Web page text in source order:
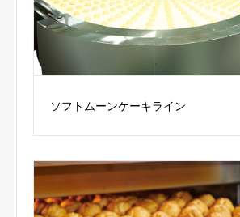
ソフトムーンケーキライン